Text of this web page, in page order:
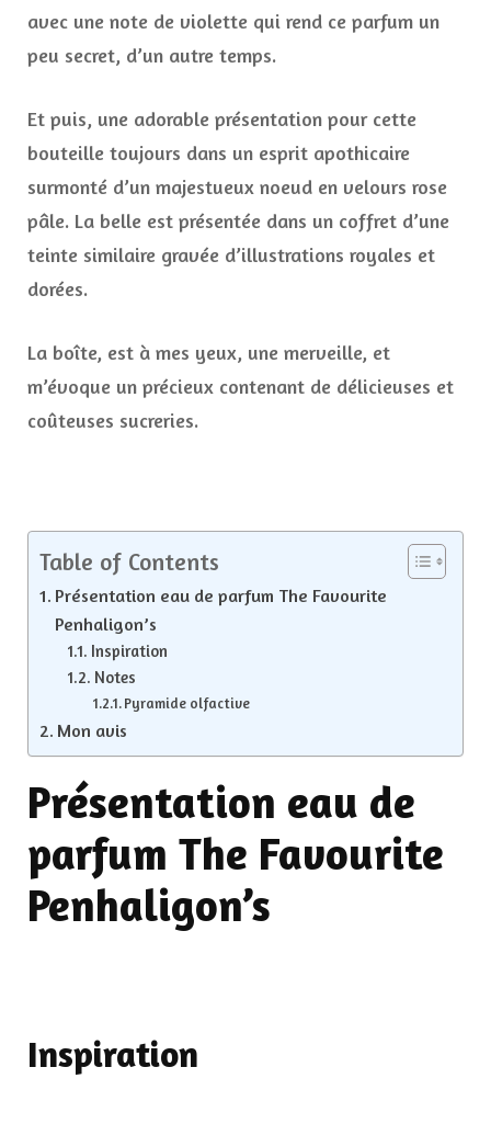
avec une note de violette qui rend ce parfum un
peu secret, d’un autre temps.
Et puis, une adorable présentation pour cette
bouteille toujours dans un esprit apothicaire
surmonté d’un majestueux noeud en velours rose
pâle. La belle est présentée dans un coffret d’une
teinte similaire gravée d’illustrations royales et
dorées.
La boîte, est à mes yeux, une merveille, et
m’évoque un précieux contenant de délicieuses et
coûteuses sucreries.
Table of Contents
Présentation eau de parfum The Favourite
Penhaligon’s
Inspiration
Notes
Pyramide olfactive
Mon avis
Présentation eau de
parfum The Favourite
Penhaligon’s
Inspiration